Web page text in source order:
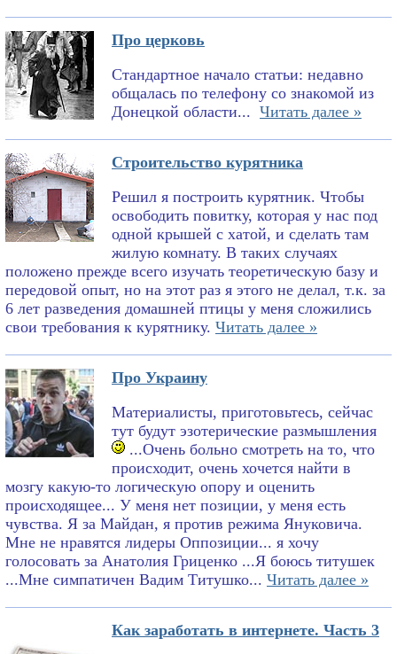
Про церковь
Стандартное начало статьи: недавно
общалась по телефону со знакомой из
Донецкой области... Читать далее »
Строительство курятника
Решил я построить курятник. Чтобы
освободить повитку, которая у нас под
одной крышей с хатой, и сделать там
жилую комнату. В таких случаях
положено прежде всего изучать теоретическую базу и
передовой опыт, но на этот раз я этого не делал, т.к. за
6 лет разведения домашней птицы у меня сложились
свои требования к курятнику. Читать далее »
Про Украину
Материалисты, приготовьтесь, сейчас
тут будут эзотерические размышления
...Очень больно смотреть на то, что
происходит, очень хочется найти в
мозгу какую-то логическую опору и оценить
происходящее... У меня нет позиции, у меня есть
чувства. Я за Майдан, я против режима Януковича.
Мне не нравятся лидеры Оппозиции... я хочу
голосовать за Анатолия Гриценко ...Я боюсь титушек
...Мне симпатичен Вадим Титушко... Читать далее »
Как заработать в интернете. Часть 3